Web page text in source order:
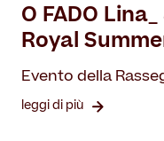
O FADO
Royal
Evento della
leggi di più